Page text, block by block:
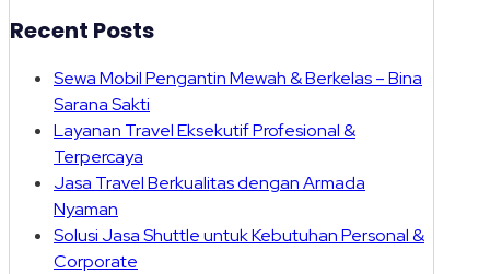
Recent Posts
Sewa Mobil Pengantin Mewah & Berkelas – Bina
Sarana Sakti
Layanan Travel Eksekutif Profesional &
Terpercaya
Jasa Travel Berkualitas dengan Armada
Nyaman
Solusi Jasa Shuttle untuk Kebutuhan Personal &
Corporate